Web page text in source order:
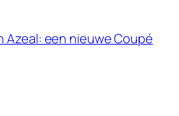
Azeal: een nieuwe Coupé